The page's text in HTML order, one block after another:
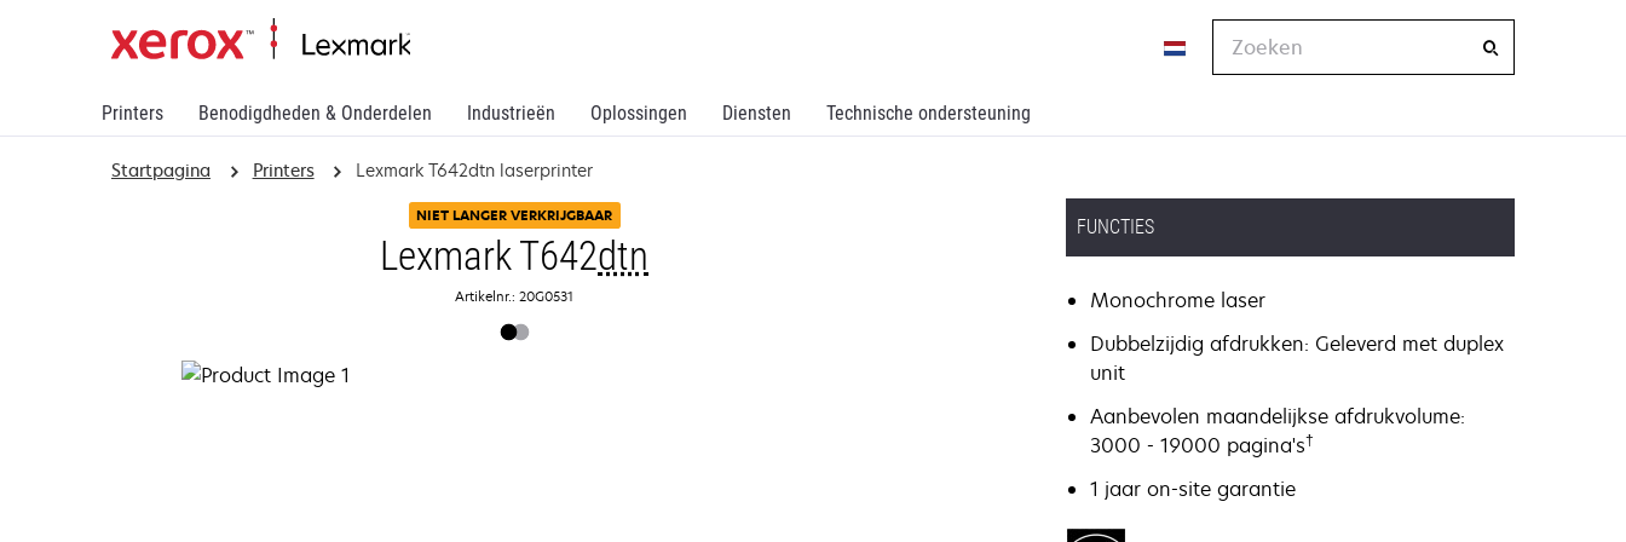
Printers Benodigdheden & Onderdelen Industrieën Oplossingen Diensten Technische ondersteuning
Zoeken
Startpagina Printers Lexmark T642dtn laserprinter
NIET LANGER VERKRIJGBAAR
Lexmark T642dtn
Artikelnr.: 20G0531
FUNCTIES
Monochrome laser
Dubbelzijdig afdrukken: Geleverd met duplex
unit
Aanbevolen maandelijkse afdrukvolume:
3000 - 19000 pagina's†
1 jaar on-site garantie